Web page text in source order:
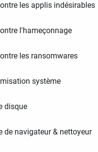
les applis indésirables
l'hameçonnage
les ransomwares
système
disque
de navigateur & nettoyeur